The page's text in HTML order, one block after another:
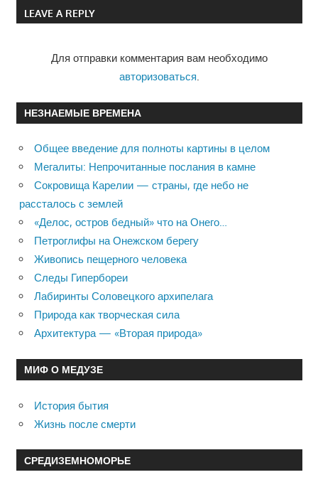
по
LEAVE A REPLY
Для отправки комментария вам необходимо
авторизоваться.
НЕЗНАЕМЫЕ ВРЕМЕНА
Общее введение для полноты картины в целом
Мегалиты: Непрочитанные послания в камне
Сокровища Карелии — страны, где небо не
рассталось с землей
«Делос, остров бедный» что на Онего…
Петроглифы на Онежском берегу
Живопись пещерного человека
Следы Гипербореи
Лабиринты Соловецкого архипелага
Природа как творческая сила
Архитектура — «Вторая природа»
МИФ О МЕДУЗЕ
История бытия
Жизнь после смерти
СРЕДИЗЕМНОМОРЬЕ